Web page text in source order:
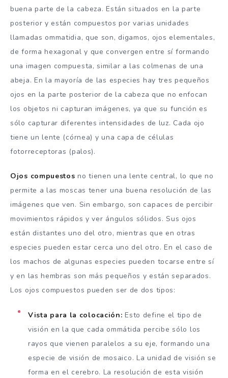
buena parte de la cabeza. Están situados en la parte
posterior y están compuestos por varias unidades
llamadas ommatidia, que son, digamos, ojos elementales,
de forma hexagonal y que convergen entre sí formando
una imagen compuesta, similar a las colmenas de una
abeja. En la mayoría de las especies hay tres pequeños
ojos en la parte posterior de la cabeza que no enfocan
los objetos ni capturan imágenes, ya que su función es
sólo capturar diferentes intensidades de luz. Cada ojo
tiene un lente (córnea) y una capa de células
fotorreceptoras (palos).
Ojos compuestosno tienen una lente central, lo que no
permite a las moscas tener una buena resolución de las
imágenes que ven. Sin embargo, son capaces de percibir
movimientos rápidos y ver ángulos sólidos. Sus ojos
están distantes uno del otro, mientras que en otras
especies pueden estar cerca uno del otro. En el caso de
los machos de algunas especies pueden tocarse entre sí
y en las hembras son más pequeños y están separados.
Los ojos compuestos pueden ser de dos tipos:
Vista para la colocación: Esto define el tipo de
visión en la que cada ommátida percibe sólo los
rayos que vienen paralelos a su eje, formando una
especie de visión de mosaico. La unidad de visión se
forma en el cerebro. La resolución de esta visión